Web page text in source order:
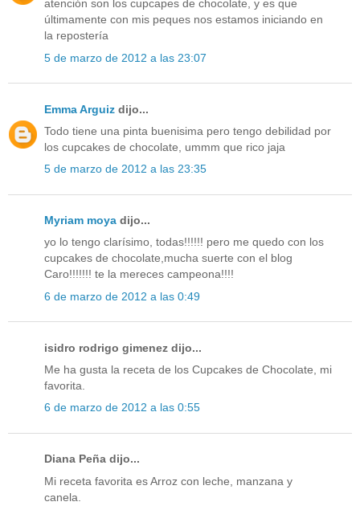
atención son los cupcapes de chocolate, y es que
últimamente con mis peques nos estamos iniciando en
la repostería
5 de marzo de 2012 a las 23:07
Emma Arguiz dijo...
Todo tiene una pinta buenisima pero tengo debilidad por
los cupcakes de chocolate, ummm que rico jaja
5 de marzo de 2012 a las 23:35
Myriam moya dijo...
yo lo tengo clarísimo, todas!!!!!! pero me quedo con los
cupcakes de chocolate,mucha suerte con el blog
Caro!!!!!!! te la mereces campeona!!!!
6 de marzo de 2012 a las 0:49
isidro rodrigo gimenez dijo...
Me ha gusta la receta de los Cupcakes de Chocolate, mi
favorita.
6 de marzo de 2012 a las 0:55
Diana Peña dijo...
Mi receta favorita es Arroz con leche, manzana y
canela.